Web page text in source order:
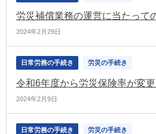
2024年2月29日
日常労務の手続き 労災の手続き
2024年2月9日
日常労務の手続き 労災の手続き